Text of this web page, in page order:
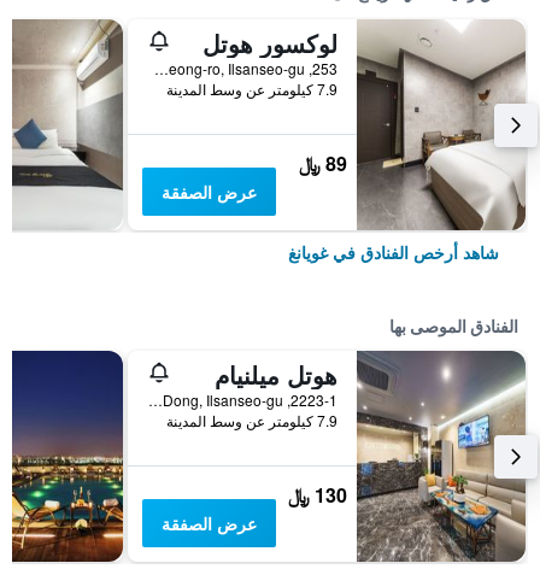
لوكسور هوتل
253, Gangseong-ro, Ilsanseo-gu, غويانغ, كوريا الجنوبية
7.9 كيلومتر عن وسط المدينة
89 ﷼
عرض الصفقة
شاهد أرخص الفنادق في غويانغ
الفنادق الموصى بها
هوتل ميلنيام
2223-1, Daehwa-Dong, Ilsanseo-gu, غويانغ, كوريا الجنوبية
7.9 كيلومتر عن وسط المدينة
130 ﷼
عرض الصفقة